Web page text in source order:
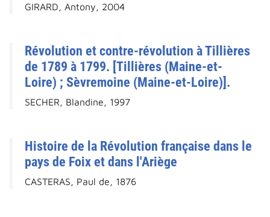
GIRARD, Antony, 2004
Révolution et contre-révolution à Tillières
de 1789 à 1799. [Tillières (Maine-et-
Loire) ; Sèvremoine (Maine-et-Loire)].
SECHER, Blandine, 1997
Histoire de la Révolution française dans le
pays de Foix et dans l'Ariège
CASTERAS, Paul de, 1876